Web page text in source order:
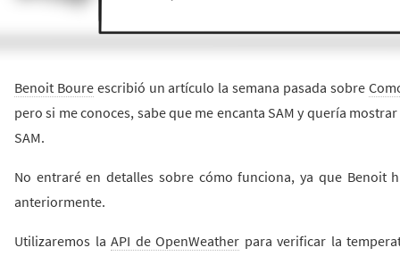
Benoit Boureescribió un artículo la semana pasada sobre
pero si me conoces, sabe que me encanta SAM y quería
SAM.
No entraré en detalles sobre cómo funciona, ya que
anteriormente.
Utilizaremos laAPI de OpenWeather para verificar la